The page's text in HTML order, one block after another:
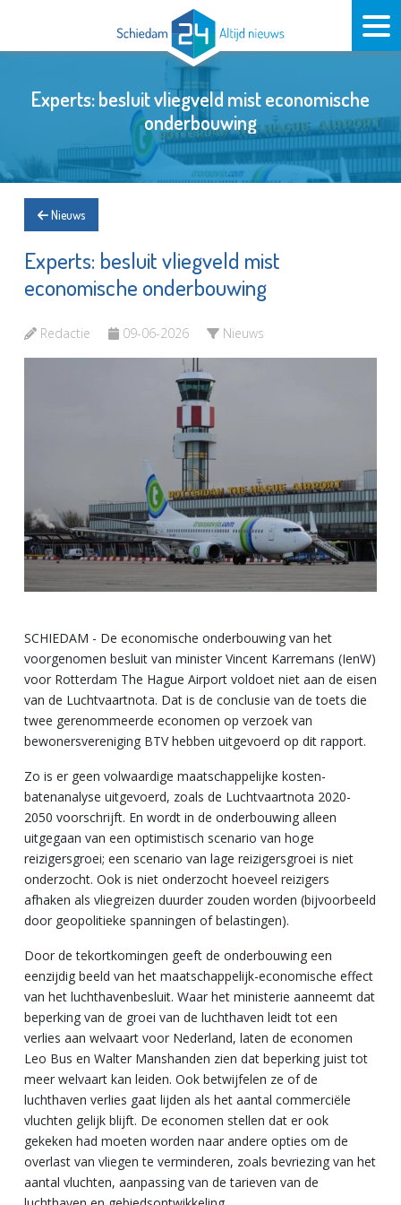
Experts: besluit vliegveld mist economische
onderbouwing
Nieuws
Experts: besluit vliegveld mist
economische onderbouwing
Redactie 09-06-2026 Nieuws
SCHIEDAM - De economische onderbouwing van het
voorgenomen besluit van minister Vincent Karremans (IenW)
voor Rotterdam The Hague Airport voldoet niet aan de eisen
van de Luchtvaartnota. Dat is de conclusie van de toets die
twee gerenommeerde economen op verzoek van
bewonersvereniging BTV hebben uitgevoerd op dit rapport.
Zo is er geen volwaardige maatschappelijke kosten-
batenanalyse uitgevoerd, zoals de Luchtvaartnota 2020-
2050 voorschrijft. En wordt in de onderbouwing alleen
uitgegaan van een optimistisch scenario van hoge
reizigersgroei; een scenario van lage reizigersgroei is niet
onderzocht. Ook is niet onderzocht hoeveel reizigers
afhaken als vliegreizen duurder zouden worden (bijvoorbeeld
door geopolitieke spanningen of belastingen).
Door de tekortkomingen geeft de onderbouwing een
eenzijdig beeld van het maatschappelijk-economische effect
van het luchthavenbesluit. Waar het ministerie aanneemt dat
beperking van de groei van de luchthaven leidt tot een
verlies aan welvaart voor Nederland, laten de economen
Leo Bus en Walter Manshanden zien dat beperking juist tot
meer welvaart kan leiden. Ook betwijfelen ze of de
luchthaven verlies gaat lijden als het aantal commerciële
vluchten gelijk blijft. De economen stellen dat er ook
gekeken had moeten worden naar andere opties om de
overlast van vliegen te verminderen, zoals bevriezing van het
aantal vluchten, aanpassing van de tarieven van de